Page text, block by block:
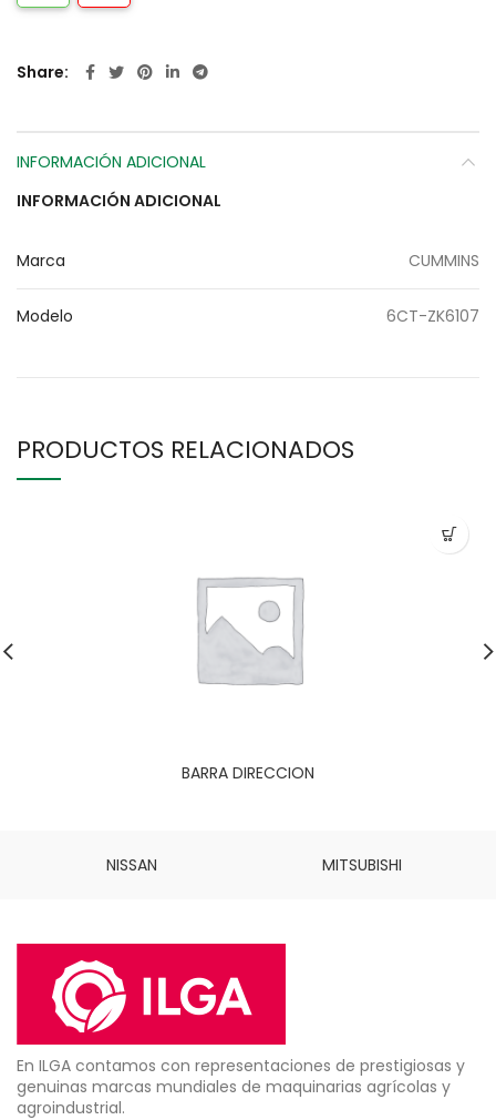
Share
INFORMACIÓN ADICIONAL
INFORMACIÓN ADICIONAL
Marca CUMMINS
Modelo 6CT-ZK6107
PRODUCTOS RELACIONADOS
BARRA DIRECCION
NISSAN MITSUBISHI
En ILGA contamos con representaciones de prestigiosas y
genuinas marcas mundiales de maquinarias agrícolas y
agroindustrial.